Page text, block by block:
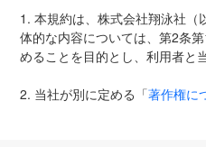
1. 本規約は、株式会社翔泳社
体的な内容については、第2条
めることを目的とし、利用者と
2. 当社が別に定める「著作権に